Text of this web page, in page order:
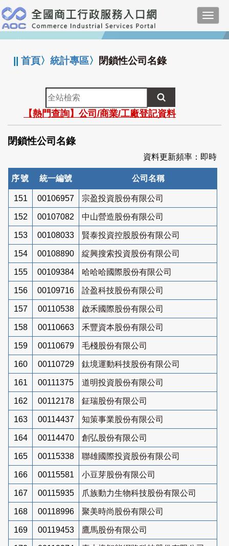
跳
到
主
要
:::
||首頁〉統計專區〉 閉鎖性公司名錄
全
站
檢
索
【熱門查詢】公司/商業/工廠登記資料
閉鎖性公司名錄
資料更新頻率：即時
序號 統一編號 公司名稱
151 00106957 宗盈投資股份有限公司
152 00107082 中山營造股份有限公司
153 00108033 賢泰投資控股股份有限公司
154 00108890 綻興搜索投資股份有限公司
155 00109384 哈哈哈國際股份有限公司
156 00109716 詮盈科技股份有限公司
157 00110538 啟禾國際股份有限公司
158 00110663 禾豐資本股份有限公司
159 00110679 毛棧股份有限公司
160 00110729 鈦境運動科技股份有限公司
161 00111375 道明投資股份有限公司
162 00112178 鉦瑞股份有限公司
163 00114437 知策事業股份有限公司
164 00114470 創弘股份有限公司
165 00115338 聯雄國際投資股份有限公司
166 00115581 小豆芽股份有限公司
167 00115935 爪族動力生物科技股份有限公司
168 00118996 聚美時尚股份有限公司
169 00119453 鷹馬股份有限公司